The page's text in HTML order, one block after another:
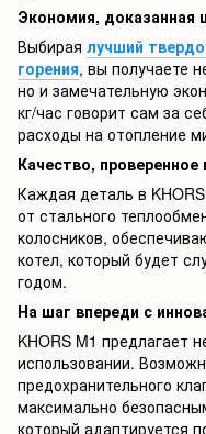
Экономия, доказанная
Выбирая лучший
горения, вы получаете
но и замечательную
кг/час говорит сам за
расходы на отопление
Качество,
Каждая деталь в
от стального
колосников,
котел, который будет
годом.
На шаг впереди с
KHORS M1 предлагает
использовании.
предохранительного
максимально
который адаптируется